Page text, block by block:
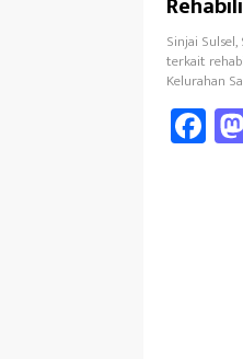
Sinjai
terkait
Kelurahan
Fa
ce